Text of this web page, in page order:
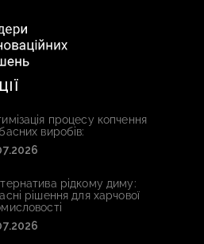
процесу копчення
виробів:
рідкому диму:
рішення для харчової